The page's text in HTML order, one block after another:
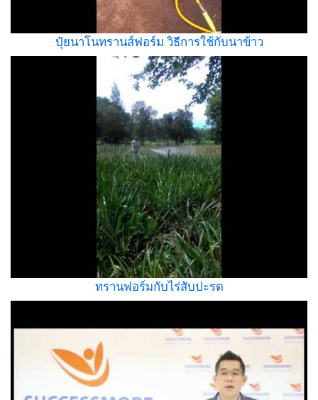
ปุ๋ยนาโนทรานส์ฟอร์ม วิธีการใช้กับนาข้าว
ทรานฟอร์มกับไร่สับปะรด